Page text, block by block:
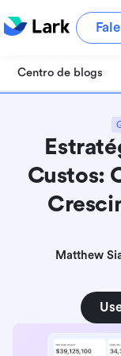
Centro de blogs
Custos:
Matthew